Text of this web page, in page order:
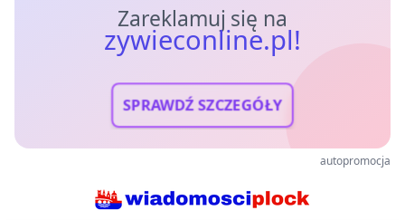
Zareklamuj się na
zywieconline.pl!
SPRAWDŹ SZCZEGÓŁY
autopromocja